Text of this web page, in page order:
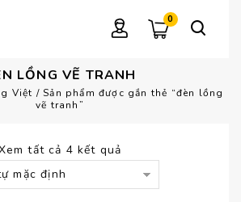
0
LỒNG VẼ TRANH
Việt /Sản phẩm được gắn thẻ “đèn lồng
vẽ tranh”
tất cả 4 kết quả
mặc định